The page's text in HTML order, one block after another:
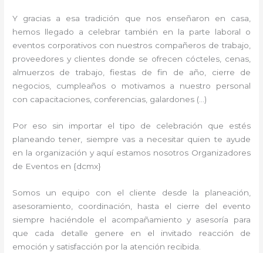
Y gracias a esa tradición que nos enseñaron en casa,
hemos llegado a celebrar también en la parte laboral o
eventos corporativos con nuestros compañeros de trabajo,
proveedores y clientes donde se ofrecen cócteles, cenas,
almuerzos de trabajo, fiestas de fin de año, cierre de
negocios, cumpleaños o motivamos a nuestro personal
con capacitaciones, conferencias, galardones (…)
Por eso sin importar el tipo de celebración que estés
planeando tener, siempre vas a necesitar quien te ayude
en la organización y aquí estamos nosotros Organizadores
de Eventos en {dcmx}
Somos un equipo con el cliente desde la planeación,
asesoramiento, coordinación, hasta el cierre del evento
siempre haciéndole el acompañamiento y asesoría para
que cada detalle genere en el invitado reacción de
emoción y satisfacción por la atención recibida.